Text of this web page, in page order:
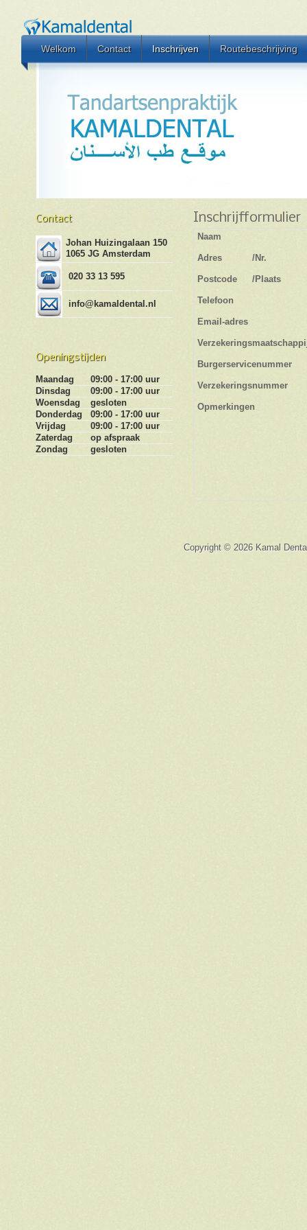
Welkom Contact Inschrijven Routebeschrijving
Inschrijfformulier
Naam
Adres /Nr.
Postcode /Plaats
Telefoon
Email-adres
Burgerservicenummer
Verzekeringsnummer
Opmerkingen
Contact
Johan Huizingalaan 150
1065 JG Amsterdam
020 33 13 595
info@kamaldental.nl
Openingstijden
Maandag
09:00 - 17:00 uur
Dinsdag
09:00 - 17:00 uur
Woensdag
gesloten
Donderdag
09:00 - 17:00 uur
Vrijdag
09:00 - 17:00 uur
Zaterdag
op afspraak
Zondag
gesloten
Copyright © 2026 Kamal